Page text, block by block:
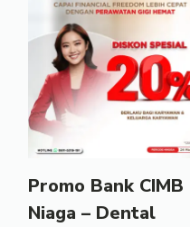
Promo Bank CIMB
Niaga – Dental